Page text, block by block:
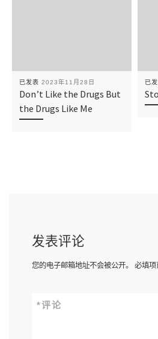
已发表 2023年11月28日
Don’t Like the Drugs But
the Drugs Like Me
已
发表评论
您的电子邮箱地址不会被公开。 必填项
评论
*